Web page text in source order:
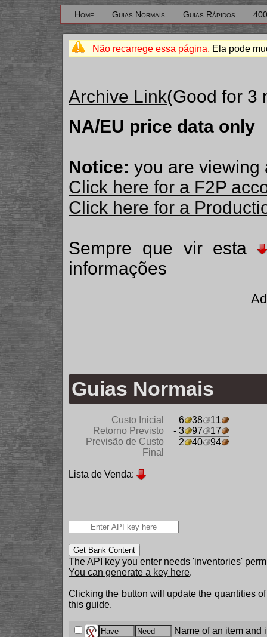
Home Guias Normais Guias Rápidos
Não recarrege essa página. Ela pode
Archive Link(Good for 3
NA/EU price data only
Notice: you are viewing
Click here for a F2P
Click here for a
Sempre que vir esta
informações
Guias Normais
Custo Inicial 6 38
11
Retorno Previsto
- 3 97
17
Previsão de Custo
Final
2 40 94
Lista de Venda:
Get Bank Content
The API key you enter needs 'inventories'
You can generate a key here.
Clicking the button will update the quantities
this guide.
Name of an item and